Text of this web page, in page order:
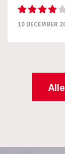
10 DECEMBER